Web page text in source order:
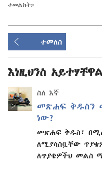
ተመልከት።
ተመለስ
እነዚህንስ
ስለ እኛ
መጽሐፍ ቅዱስን
ነው?
መጽሐፍ ቅዱስ፣
ለሚያሳስቧቸው
ለጥያቄዎችህ መልስ